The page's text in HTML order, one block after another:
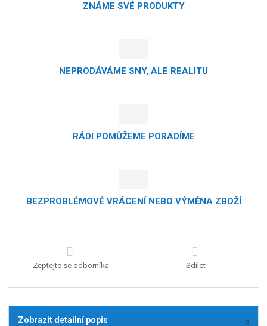
ZNÁME SVÉ PRODUKTY
NEPRODÁVÁME SNY, ALE REALITU
RÁDI POMŮŽEME PORADÍME
BEZPROBLÉMOVÉ VRÁCENÍ NEBO VÝMĚNA ZBOŽÍ
Zeptejte se odborníka Sdílet
Zobrazit detailní popis